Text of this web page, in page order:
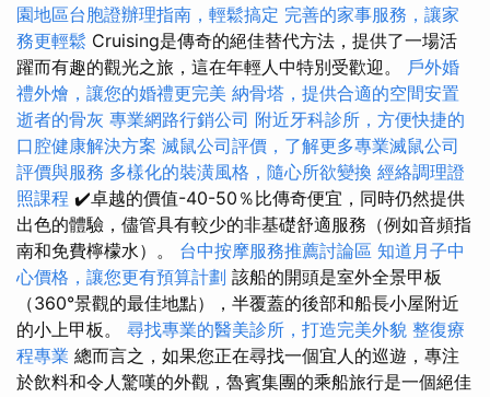
園地區台胞證辦理指南，輕鬆搞定 完善的家事服務，讓家
務更輕鬆 Cruising是傳奇的絕佳替代方法，提供了一場活
躍而有趣的觀光之旅，這在年輕人中特別受歡迎。 戶外婚
禮外燴，讓您的婚禮更完美 納骨塔，提供合適的空間安置
逝者的骨灰 專業網路行銷公司 附近牙科診所，方便快捷的
口腔健康解決方案 滅鼠公司評價，了解更多專業滅鼠公司
評價與服務 多樣化的裝潢風格，隨心所欲變換 經絡調理證
照課程 ✔️卓越的價值-40-50％比傳奇便宜，同時仍然提供
出色的體驗，儘管具有較少的非基礎舒適服務（例如音頻指
南和免費檸檬水）。 台中按摩服務推薦討論區 知道月子中
心價格，讓您更有預算計劃 該船的開頭是室外全景甲板
（360°景觀的最佳地點），半覆蓋的後部和船長小屋附近
的小上甲板。 尋找專業的醫美診所，打造完美外貌 整復療
程專業 總而言之，如果您正在尋找一個宜人的巡遊，專注
於飲料和令人驚嘆的外觀，魯賓集團的乘船旅行是一個絕佳